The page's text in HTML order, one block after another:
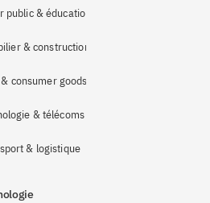
public & éducation
& construction
consumer goods
& télécoms
& logistique